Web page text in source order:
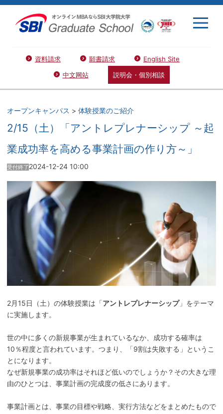
資料請求 願書請求
English Site
中文网站
説明会・個別相談
オープンキャンパス > 体験授業のご紹介
2/15（土）「アントレプレナーシップ ～起
業成功率を高める事業計画の作り方～」
受付終了2024-12-24 10:00
2月15日（土）の体験授業は「アントレプレナーシップ」をテーマ
に実施します。
世の中に多くの新規事業が生まれているなか、成功する確率は
10％程度と言われています。つまり、「9割は失敗する」というこ
とになります。
なぜ新規事業の成功率はそれほど低いのでしょうか？その大きな理
由のひとつは、事業計画の完成度の低さにあります。
事業計画とは、事業の目標や戦略、実行方法などをまとめたもので